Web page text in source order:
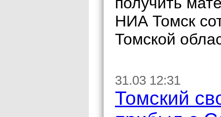
НИА Томск
Томской
31.03 12:31
Томский